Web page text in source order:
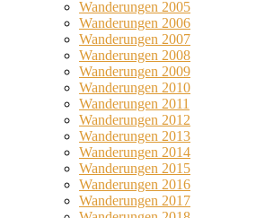
Wanderungen 2005
Wanderungen 2006
Wanderungen 2007
Wanderungen 2008
Wanderungen 2009
Wanderungen 2010
Wanderungen 2011
Wanderungen 2012
Wanderungen 2013
Wanderungen 2014
Wanderungen 2015
Wanderungen 2016
Wanderungen 2017